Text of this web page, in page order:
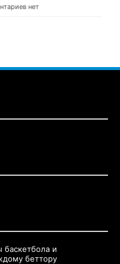
нет
баскетбола и
беттору